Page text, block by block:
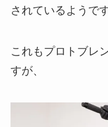
されているようです
これもプロトブレ
すが、